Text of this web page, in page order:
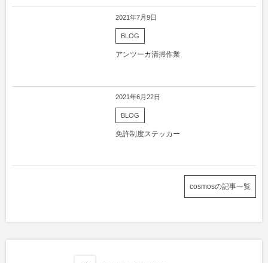
2021年7月9日
BLOG
アンツーカ清掃作業
2021年6月22日
BLOG
免許制度ステッカー
cosmosの記事一覧